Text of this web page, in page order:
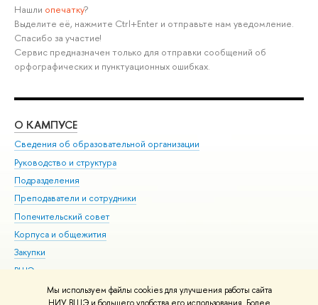
Мы используем файлы cookies для улучшения работы сайта
Нашли опечатку?
Выделите её, нажмите Ctrl+Enter и отправьте нам уведомление.
Спасибо за участие!
Сервис предназначен только для отправки сообщений об
орфографических и пунктуационных ошибках.
О КАМПУСЕ
Сведения об образовательной организации
Руководство и структура
Подразделения
Преподаватели и сотрудники
Попечительский совет
Корпуса и общежития
Закупки
ВШЭ для студентов с ограниченными возможностями
здоровья и инвалидностью
Версия для слабовидящих